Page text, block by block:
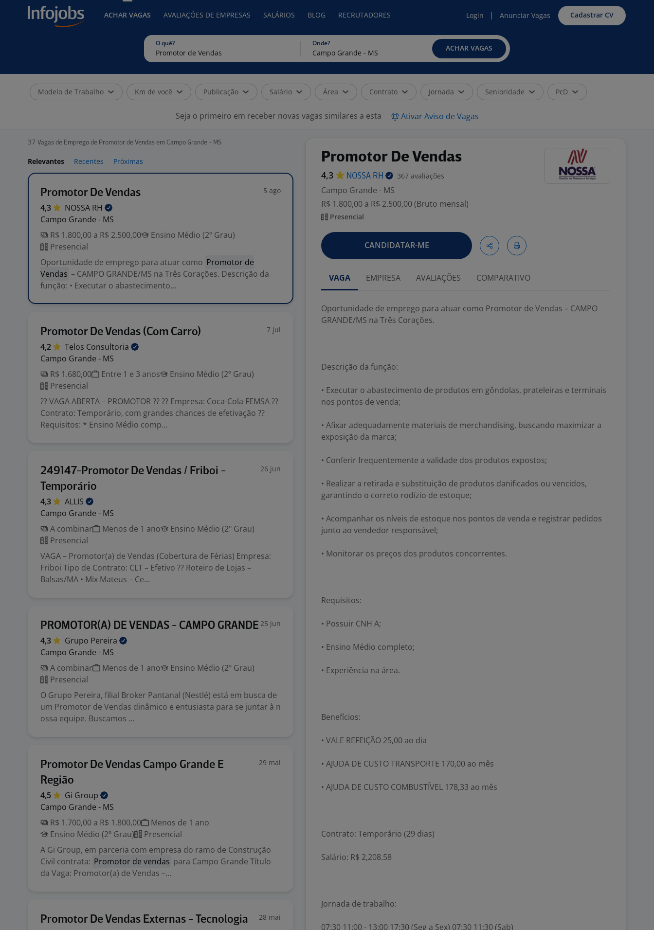
ACHAR VAGAS AVALIAÇÕES DE EMPRESAS SALÁRIOS BLOG RECRUTADORES Login Anunciar Vagas Cadastrar CV
O quê? Onde?
ACHAR VAGAS
Modelo de Trabalho Km de você Publicação Salário Área Contrato Jornada Senioridade PcD
Seja o primeiro em receber novas vagas similares a esta Ativar Aviso de Vagas
37 Vagas de Emprego de Promotor de Vendas em Campo Grande - MS
Relevantes Recentes Próximas
Promotor De Vendas 5 ago
4,3 NOSSA RH
Campo Grande - MS
R$ 1.800,00 a R$ 2.500,00
Ensino Médio (2º Grau)
Presencial
Oportunidade de emprego para atuar como Promotor de
Vendas – CAMPO GRANDE/MS na Três Corações. Descrição da
função: • Executar o abastecimento...
Promotor De Vendas (Com Carro) 7 jul
4,2 Telos Consultoria
Campo Grande - MS
R$ 1.680,00
Entre 1 e 3 anos
Ensino Médio (2º Grau)
Presencial
?? VAGA ABERTA – PROMOTOR ?? ?? Empresa: Coca-Cola FEMSA ??
Contrato: Temporário, com grandes chances de efetivação ??
Requisitos: * Ensino Médio comp...
249147-Promotor De Vendas / Friboi -
Temporário
26 jun
4,3
ALLIS
Campo Grande - MS
A combinar
Menos de 1 ano
Ensino Médio (2º Grau)
Presencial
VAGA – Promotor(a) de Vendas (Cobertura de Férias) Empresa:
Friboi Tipo de Contrato: CLT – Efetivo ?? Roteiro de Lojas –
Balsas/MA • Mix Mateus – Ce...
PROMOTOR(A) DE VENDAS - CAMPO GRANDE 25 jun
4,3 Grupo Pereira
Campo Grande - MS
A combinar
Menos de 1 ano
Ensino Médio (2º Grau)
Presencial
O Grupo Pereira, filial Broker Pantanal (Nestlé) está em busca de
um Promotor de Vendas dinâmico e entusiasta para se juntar à n
ossa equipe. Buscamos ...
Promotor De Vendas Campo Grande E
Região
29 mai
4,5 Gi Group
Campo Grande - MS
R$ 1.700,00 a R$ 1.800,00
Menos de 1 ano
Ensino Médio (2º Grau)
Presencial
A Gi Group, em parceria com empresa do ramo de Construção
Civil contrata: Promotor de vendas para Campo Grande Título
da Vaga: Promotor(a) de Vendas –...
Promotor De Vendas Externas - Tecnologia 28 mai
Promotor De Vendas
4,3 NOSSA RH 367 avaliações
Campo Grande - MS
R$ 1.800,00 a R$ 2.500,00 (Bruto mensal)
Presencial
CANDIDATAR-ME
VAGA EMPRESA AVALIAÇÕES COMPARATIVO
Oportunidade de emprego para atuar como Promotor de Vendas – CAMPO
GRANDE/MS na Três Corações.
Descrição da função:
• Executar o abastecimento de produtos em gôndolas, prateleiras e terminais
nos pontos de venda;
• Afixar adequadamente materiais de merchandising, buscando maximizar a
exposição da marca;
• Conferir frequentemente a validade dos produtos expostos;
• Realizar a retirada e substituição de produtos danificados ou vencidos,
garantindo o correto rodízio de estoque;
• Acompanhar os níveis de estoque nos pontos de venda e registrar pedidos
junto ao vendedor responsável;
• Monitorar os preços dos produtos concorrentes.
Requisitos:
• Possuir CNH A;
• Ensino Médio completo;
• Experiência na área.
Benefícios:
• VALE REFEIÇÃO 25,00 ao dia
• AJUDA DE CUSTO TRANSPORTE 170,00 ao mês
• AJUDA DE CUSTO COMBUSTÍVEL 178,33 ao mês
Contrato: Temporário (29 dias)
Salário: R$ 2,208.58
Jornada de trabalho:
07:30 11:00 - 13:00 17:30 (Seg a Sex) 07:30 11:30 (Sab)